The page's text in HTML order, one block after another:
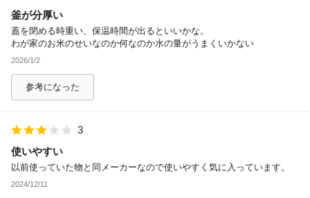
釜が分厚い
蓋を閉める時重い、保温時間が出るといいかな。
わが家のお米のせいなのか何なのか水の量がうまくいかない
2026/1/2
参考になった
3
使いやすい
以前使っていた物と同メーカーなので使いやすく気に入っています。
2024/12/11